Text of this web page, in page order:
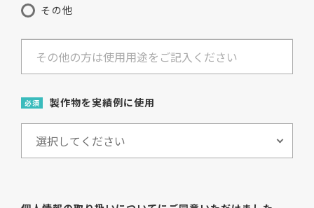
その他
必須 製作物を実績例に使用